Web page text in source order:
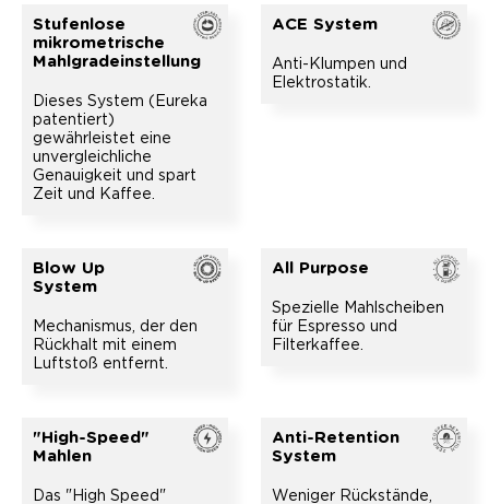
Stufenlose
mikrometrische
Mahlgradeinstellung
Dieses System (Eureka
patentiert)
gewährleistet eine
unvergleichliche
Genauigkeit und spart
Zeit und Kaffee.
ACE System
Anti-Klumpen und
Elektrostatik.
Blow Up
System
Mechanismus, der den
Rückhalt mit einem
Luftstoß entfernt.
All Purpose
Spezielle Mahlscheiben
für Espresso und
Filterkaffee.
"High-Speed"
Mahlen
Das "High Speed"
Anti-Retention
System
Weniger Rückstände,